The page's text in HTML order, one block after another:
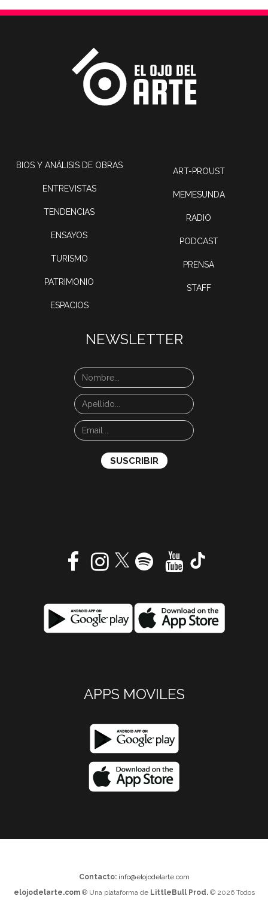
BIOS Y ANÁLISIS DE OBRAS
ENTREVISTAS
TENDENCIAS
ENSAYOS
TURISMO
PATRIMONIO
ESPACIOS
ART-PROUST
MEMESUNDA
RADIO
PODCAST
PRENSA
STAFF
NEWSLETTER
APPS MOVILES
Contacto: info@elojodelarte.com
elojodelarte.com® Una plataforma de LittleBull Prod.© 2026 Todos